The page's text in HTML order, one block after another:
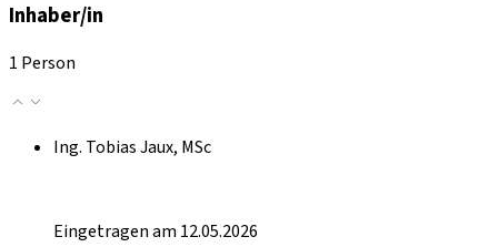
Inhaber/in
1 Person
Ing. Tobias Jaux, MSc
Eingetragen am 12.05.2026